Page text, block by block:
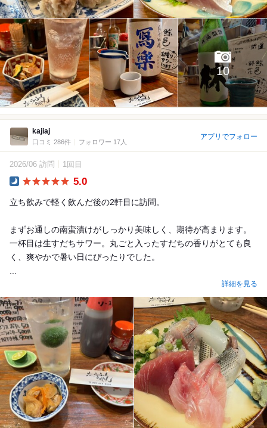
10
kajiaj
口コミ 286件 フォロワー 17人
アプリでフォロー
2026/06 訪問 1回目
5.0
立ち飲みで軽く飲んだ後の2軒目に訪問。
まずお通しの南蛮漬けがしっかり美味しく、期待が高まります。
一杯目は生すだちサワー。丸ごと入ったすだちの香りがとても良
く、爽やかで暑い日にぴったりでした。
...
詳細を見る